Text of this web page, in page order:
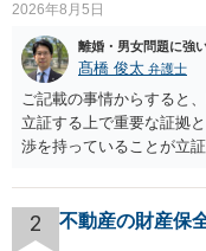
2026年8月5日
離婚・男女問題に強
髙橋 俊太 弁護士
ご記載の事情からすると
立証する上で重要な証拠
渉を持っていることが立
性的関係を継続している
できるだけ保存しておく
がある＝財産分与でも多
2 不動産の財産保